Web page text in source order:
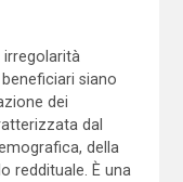
irregolarità
siano
dei
dal
della
reddituale. È una